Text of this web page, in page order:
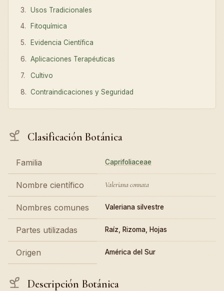
Usos Tradicionales
Fitoquímica
Evidencia Científica
Aplicaciones Terapéuticas
Cultivo
Contraindicaciones y Seguridad
Clasificación Botánica
Familia Caprifoliaceae
Nombre científico Valeriana connata
Nombres comunes Valeriana silvestre
Partes utilizadas Raíz, Rizoma, Hojas
Origen América del Sur
Descripción Botánica